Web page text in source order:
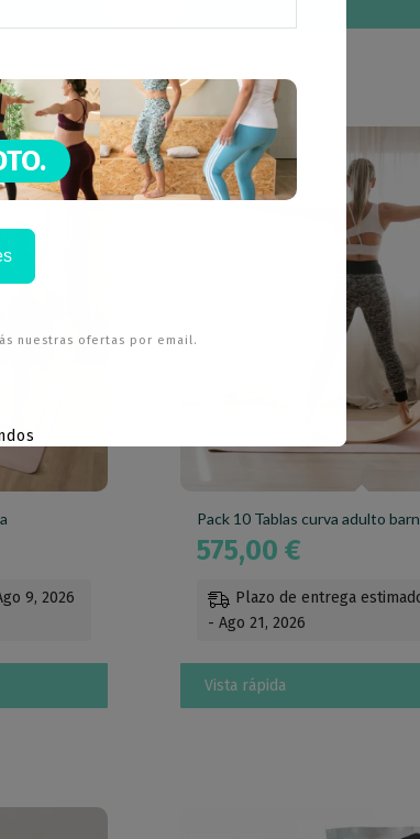
9, 2026
Pack 10 Tablas curva adulto
575,00 €
Plazo de entrega
- Ago 21, 2026
Vista rápida
nuestras ofertas por email.